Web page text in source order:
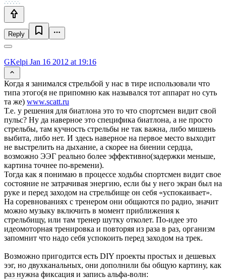
Reply
GKelpi Jan 16 2012 at 19:16
Когда я занимался стрельбой у нас в тире использовали что
типа этого(я не припомню как назывался тот аппарат но суть
та же) www.scatt.ru
Т.е. у решения для биатлона это то что спортсмен видит свой
пульс? Ну да наверное это специфика биатлона, а не просто
стрельбы, там кучность стрельбы не так важна, либо мишень
выбита, либо нет. И здесь наверное на первое место выходит
не выстрелить на дыхание, а скорее на биении сердца,
возможно ЭЭГ реально более эффективно(задержки меньше,
картина точнее по-времени).
Тогда как я понимаю в процессе ходьбы спортсмен видит свое
состояние не затрачивая энергию, если бы у него экран был на
руке и перед заходом на стрельбище он себя «успокаивает».
На соревнованиях с тренером они общаются по радио, значит
можно музыку включить в момент приближения к
стрельбищу, или там тренер шутку отколет. По-идее это
идеомоторная тренировка и повторяя из раза в раз, организм
запомнит что надо себя успокоить перед заходом на трек.
Возможно пригодится есть DIY проекты простых и дешевых
ээг, но двухканальных, они дополнили бы общую картину, как
раз нужна фиксация и запись альфа-волн: